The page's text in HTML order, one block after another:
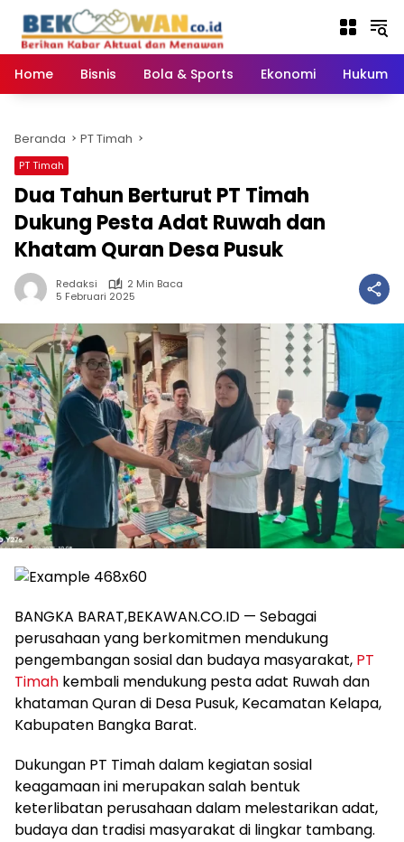
konten
Home
Bisnis Bola & Sports Ekonomi Hukum
Beranda PT Timah
PT Timah
Dua Tahun Berturut PT Timah
Dukung Pesta Adat Ruwah dan
Khatam Quran Desa Pusuk
Redaksi
2 Min Baca
5 Februari 2025
BANGKA BARAT,BEKAWAN.CO.ID — Sebagai
perusahaan yang berkomitmen mendukung
pengembangan sosial dan budaya masyarakat, PT
Timah kembali mendukung pesta adat Ruwah dan
khataman Quran di Desa Pusuk, Kecamatan Kelapa,
Kabupaten Bangka Barat.
Dukungan PT Timah dalam kegiatan sosial
keagamaan ini merupakan salah bentuk
keterlibatan perusahaan dalam melestarikan adat,
budaya dan tradisi masyarakat di lingkar tambang.